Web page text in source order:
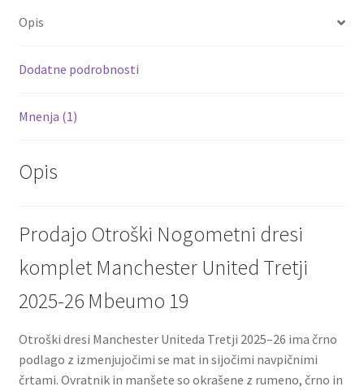
k
Opis
Dodatne podrobnosti
Mnenja (1)
Opis
Prodajo Otroški Nogometni dresi
komplet Manchester United Tretji
2025-26 Mbeumo 19
Otroški dresi Manchester Uniteda Tretji 2025–26 ima črno
podlago z izmenjujočimi se mat in sijočimi navpičnimi
črtami. Ovratnik in manšete so okrašene z rumeno, črno in